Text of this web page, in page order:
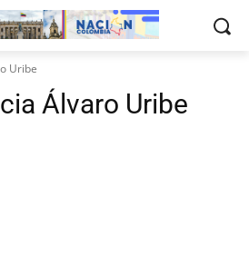
Uribe
Álvaro Uribe